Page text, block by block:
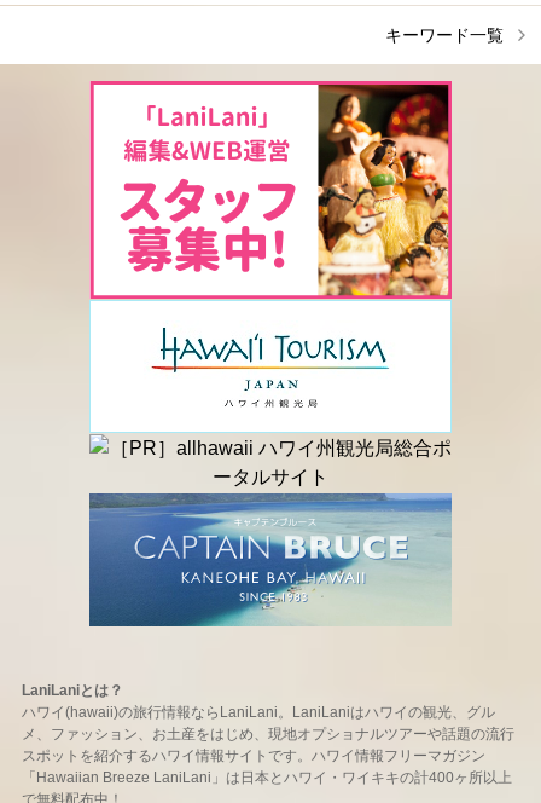
キーワード一覧
LaniLaniとは？
ハワイ(hawaii)の旅行情報ならLaniLani。LaniLaniはハワイの観光、グル
メ、ファッション、お土産をはじめ、現地オプショナルツアーや話題の流行
スポットを紹介するハワイ情報サイトです。ハワイ情報フリーマガジン
「Hawaiian Breeze LaniLani」は日本とハワイ・ワイキキの計400ヶ所以上